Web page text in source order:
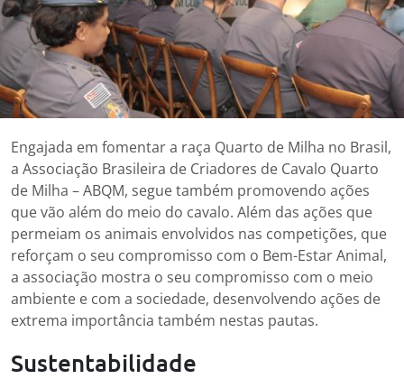
Engajada em fomentar a raça Quarto de Milha no Brasil,
a Associação Brasileira de Criadores de Cavalo Quarto
de Milha – ABQM, segue também promovendo ações
que vão além do meio do cavalo. Além das ações que
permeiam os animais envolvidos nas competições, que
reforçam o seu compromisso com o Bem-Estar Animal,
a associação mostra o seu compromisso com o meio
ambiente e com a sociedade, desenvolvendo ações de
extrema importância também nestas pautas.
Sustentabilidade